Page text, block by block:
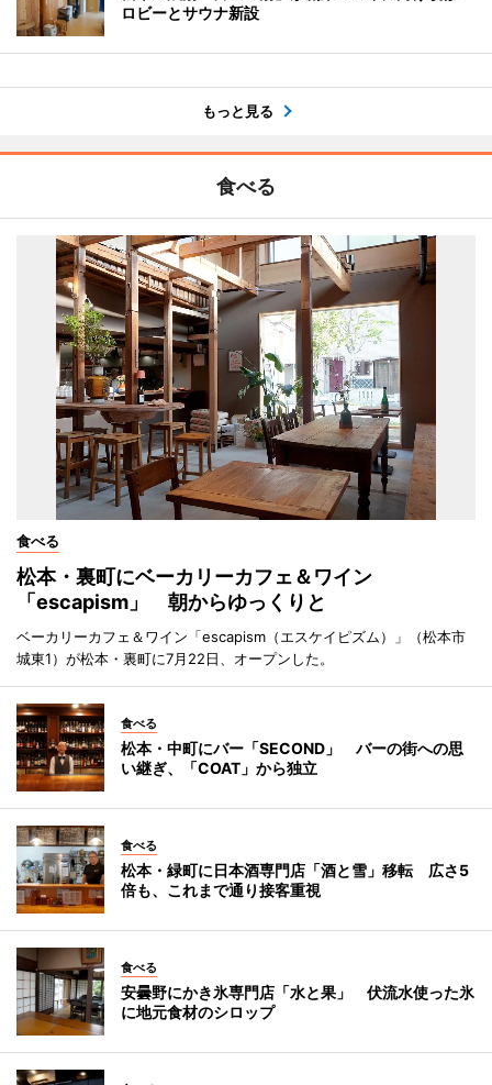
ロビーとサウナ新設
もっと見る
食べる
食べる
松本・裏町にベーカリーカフェ＆ワイン
「escapism」 朝からゆっくりと
ベーカリーカフェ＆ワイン「escapism（エスケイピズム）」（松本市
城東1）が松本・裏町に7月22日、オープンした。
食べる
松本・中町にバー「SECOND」 バーの街への思
い継ぎ、「COAT」から独立
食べる
松本・緑町に日本酒専門店「酒と雪」移転 広さ5
倍も、これまで通り接客重視
食べる
安曇野にかき氷専門店「水と果」 伏流水使った氷
に地元食材のシロップ